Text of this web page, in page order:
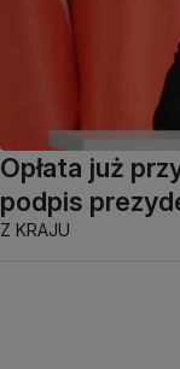
Opłata już
podpis
Z KRAJU